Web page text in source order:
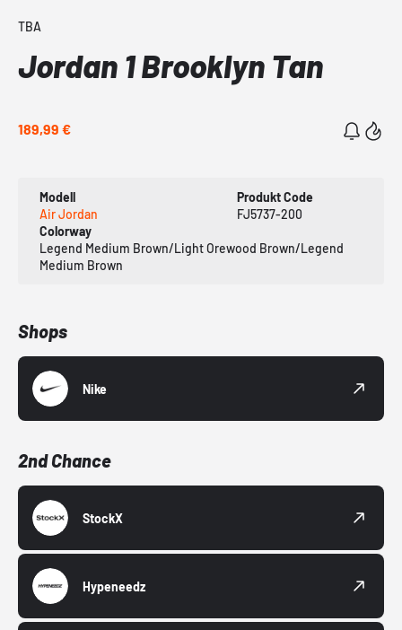
TBA
Jordan 1 Brooklyn Tan
189,99 €
Modell
Air Jordan
Produkt Code
FJ5737-200
Colorway
Legend Medium Brown/Light Orewood Brown/Legend
Medium Brown
Shops
Nike
2nd Chance
StockX
Hypeneedz